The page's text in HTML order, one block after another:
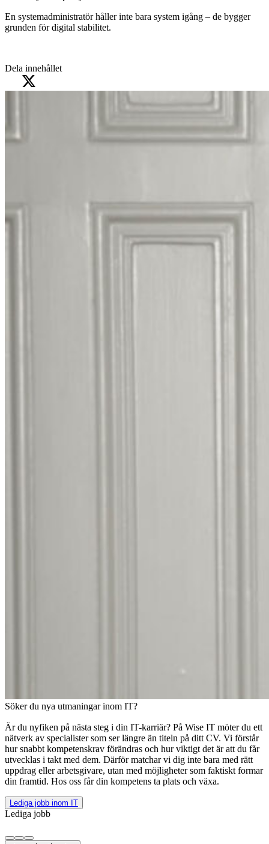
En systemadministratör håller inte bara system igång – de bygger
grunden för digital stabilitet.
Dela innehållet
Söker du nya utmaningar inom IT?
Är du nyfiken på nästa steg i din IT-karriär? På Wise IT möter du ett
nätverk av specialister som ser längre än titeln på ditt CV. Vi förstår
hur snabbt kompetenskrav förändras och hur viktigt det är att du får
utvecklas i takt med dem. Därför matchar vi dig inte bara med rätt
uppdrag eller arbetsgivare, utan med möjligheter som faktiskt formar
din framtid. Hos oss får din kompetens ta plats och växa.
Lediga jobb inom IT
Lediga jobb